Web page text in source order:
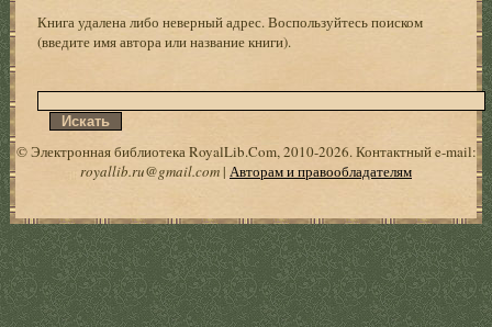
Книга удалена либо неверный адрес. Воспользуйтесь поиском
(введите имя автора или название книги).
© Электронная библиотека RoyalLib.Com, 2010-2026. Контактный e-mail:
royallib.ru@gmail.com| Авторам и правообладателям